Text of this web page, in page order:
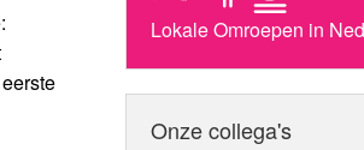
Lokale Omroepen in
Onze collega's